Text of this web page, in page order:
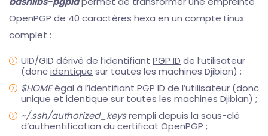
OpenPGP de 40 caractères hexa en un compte Linux
complet :
UID/GID dérivé de l’identifiant PGP ID de l’utilisateur
(doncidentique sur toutes les machines Djibian) ;
$HOMEégal à l’identifiant PGP ID de l’utilisateur (donc
unique et identique sur toutes les machines Djibian) ;
~/.ssh/authorized_keysrempli depuis la sous-clé
d’authentification du certificat OpenPGP ;